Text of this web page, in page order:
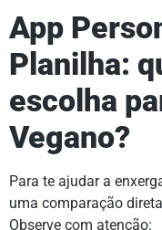
App
Planilha:
escolha
Vegano?
Para te ajudar a
uma comparação
Observe com atenção: